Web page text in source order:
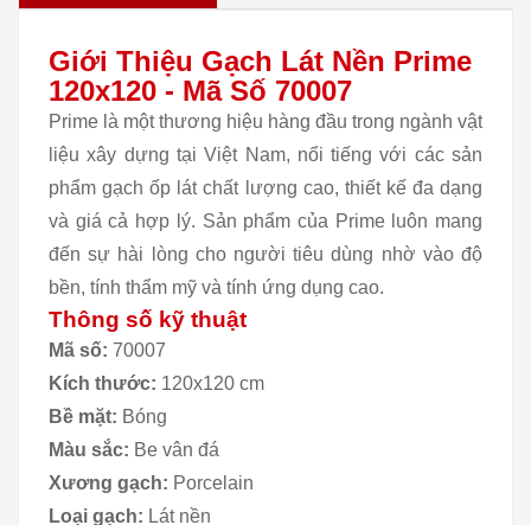
Giới Thiệu Gạch Lát Nền Prime
120x120 - Mã Số 70007
Prime là một thương hiệu hàng đầu trong ngành vật
liệu xây dựng tại Việt Nam, nổi tiếng với các sản
phẩm gạch ốp lát chất lượng cao, thiết kế đa dạng
và giá cả hợp lý. Sản phẩm của Prime luôn mang
đến sự hài lòng cho người tiêu dùng nhờ vào độ
bền, tính thẩm mỹ và tính ứng dụng cao.
Thông số kỹ thuật
Mã số: 70007
Kích thước: 120x120 cm
Bề mặt: Bóng
Màu sắc: Be vân đá
Xương gạch: Porcelain
Loại gạch: Lát nền